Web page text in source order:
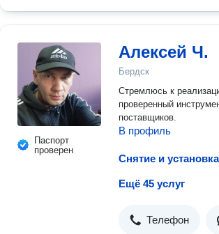
Паспорт
проверен
Алексей Ч.
Бердск
Стремлюсь к
проверенный
поставщиков.
В профиль
Ещё 45 услуг
Телефон